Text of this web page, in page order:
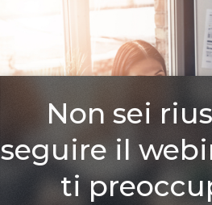
Non sei
seguire il
ti